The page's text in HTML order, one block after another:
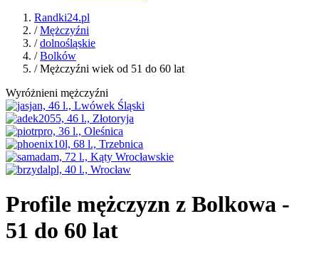
Randki24.pl
/Mężczyźni
/dolnośląskie
/Bolków
/ Mężczyźni wiek od 51 do 60 lat
Wyróżnieni mężczyźni
Profile mężczyzn z Bolkowa -
51 do 60 lat